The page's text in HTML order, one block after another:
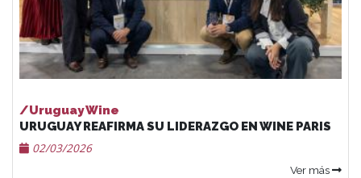
/Uruguay Wine
URUGUAY REAFIRMA SU LIDERAZGO EN WINE PARIS
02/03/2026
Ver más